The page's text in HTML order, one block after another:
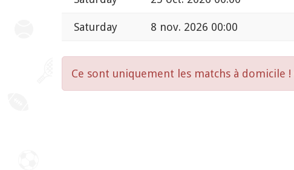
Saturday 8 nov. 2026 00:00
Ce sont uniquement les matchs à domicile !